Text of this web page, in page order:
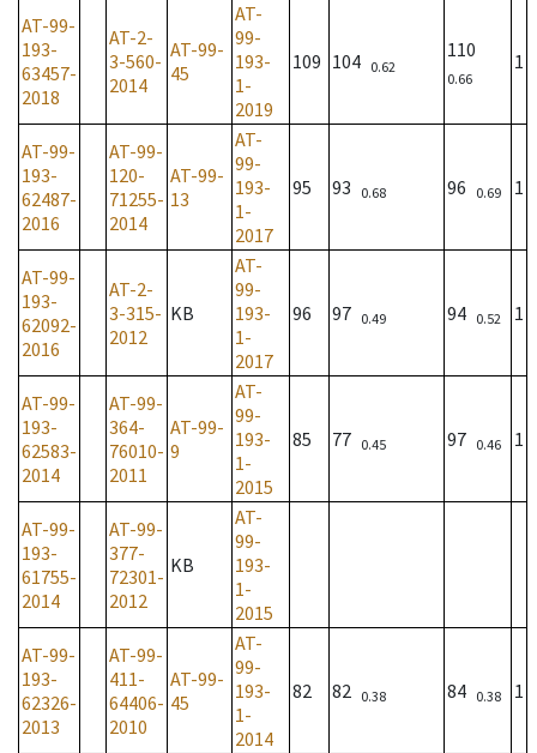
AT-99-
193-
63457-
2018
AT-2-
3-560-
2014
AT-99-
45
AT-
99-
193-
1-
2019
109 104 0.62
110
0.66
1
AT-99-
193-
62487-
2016
AT-99-
120-
71255-
2014
AT-99-
13
AT-
99-
193-
1-
2017
95 93 0.68 96 0.69 1
AT-99-
193-
62092-
2016
AT-2-
3-315-
2012
KB
AT-
99-
193-
1-
2017
96 97 0.49 94 0.52 1
AT-99-
193-
62583-
2014
AT-99-
364-
76010-
2011
AT-99-
9
AT-
99-
193-
1-
2015
85 77 0.45 97 0.46 1
AT-99-
193-
61755-
2014
AT-99-
377-
72301-
2012
KB
AT-
99-
193-
1-
2015
AT-99-
193-
62326-
2013
AT-99-
411-
64406-
2010
AT-99-
45
AT-
99-
193-
1-
2014
82 82 0.38 84 0.38 1